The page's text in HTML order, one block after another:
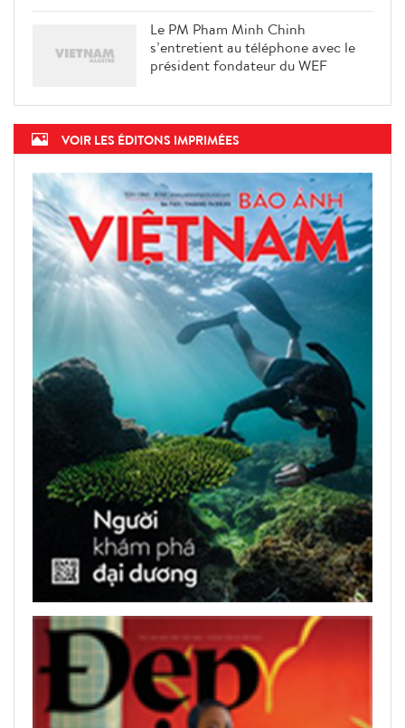
Le PM Pham Minh Chinh
s’entretient au téléphone avec le
président fondateur du WEF
VOIR LES ÉDITONS IMPRIMÉES